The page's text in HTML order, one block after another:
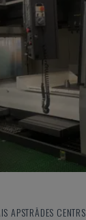
APSTRĀDES CENTRS